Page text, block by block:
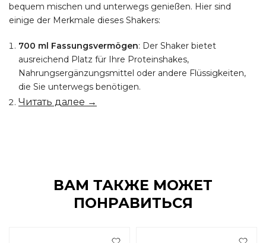
bequem mischen und unterwegs genießen. Hier sind
einige der Merkmale dieses Shakers:
700 ml Fassungsvermögen: Der Shaker bietet
ausreichend Platz für Ihre Proteinshakes,
Nahrungsergänzungsmittel oder andere Flüssigkeiten,
die Sie unterwegs benötigen.
Читать далее →
ВАМ ТАКЖЕ МОЖЕТ
ПОНРАВИТЬСЯ